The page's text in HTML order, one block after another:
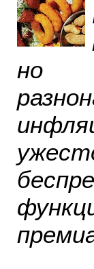
но